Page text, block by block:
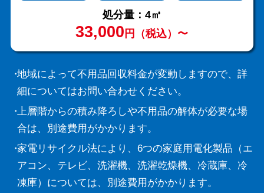
処分量：4㎥
33,000 円（税込）〜
地域によって不用品回収料金が変動しますので、詳
細についてはお問い合わせください。
上層階からの積み降ろしや不用品の解体が必要な場
合は、別途費用がかかります。
家電リサイクル法により、6つの家庭用電化製品（エ
アコン、テレビ、洗濯機、洗濯乾燥機、冷蔵庫、冷
凍庫）については、別途費用がかかります。